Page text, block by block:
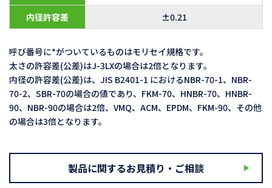
内径許容差
±0.21
呼び番号に*がついているものはモリセイ規格です。
太さの許容差(公差)はJ-3LXの場合は2倍となります。
内径の許容差(公差)は、JIS B2401-1 におけるNBR-70-1、NBR-
70-2、SBR-70の場合の値であり、FKM-70、HNBR-70、HNBR-
90、NBR-90の場合は2倍、VMQ、ACM、EPDM、FKM-90、その他
の場合は3倍となります。
製品に関するお見積り・ご相談